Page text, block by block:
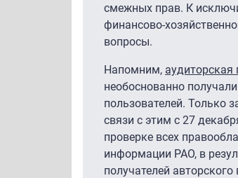
смежных прав. К
финансово-
вопросы.
Напомним, аудиторская
необоснованно
пользователей. Только
связи с этим с 27
проверке всех
информации РАО, в
получателей